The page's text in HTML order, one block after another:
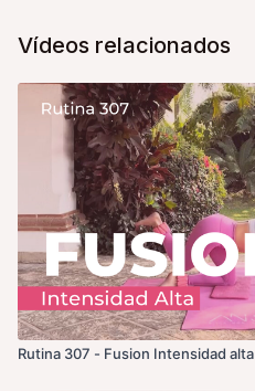
Vídeos relacionados
Rutina 307 - Fusion Intensidad alta